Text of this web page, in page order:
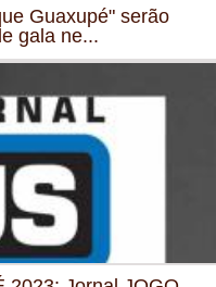
Guaxupé" serão
gala ne...